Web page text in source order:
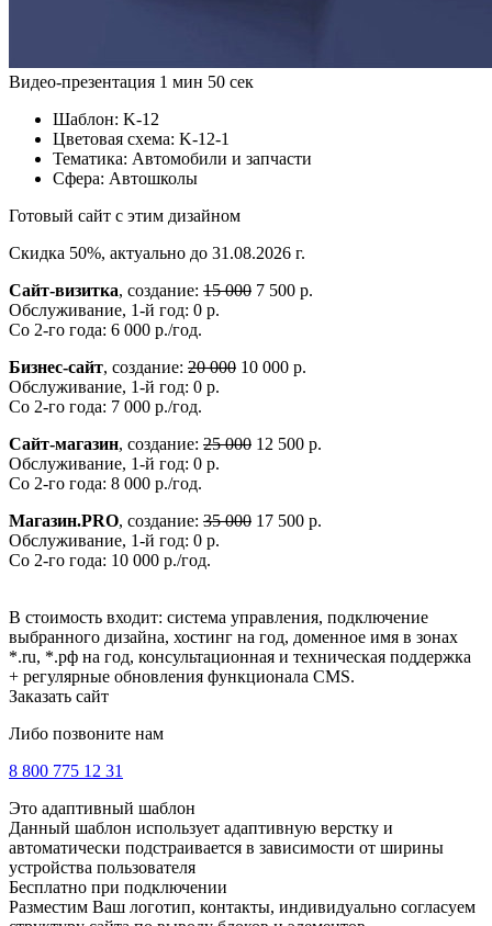
Видео-презентация 1 мин 50 сек
Шаблон: K-12
Цветовая схема: K-12-1
Тематика: Автомобили и запчасти
Сфера: Автошколы
Готовый сайт с этим дизайном
Скидка 50%, актуально до 31.08.2026 г.
Сайт-визитка, создание: 15 000 7 500 р.
Обслуживание, 1-й год: 0 р.
Со 2-го года: 6 000 р./год.
Бизнес-сайт, создание: 20 000 10 000 р.
Обслуживание, 1-й год: 0 р.
Со 2-го года: 7 000 р./год.
Сайт-магазин, создание: 25 000 12 500 р.
Обслуживание, 1-й год: 0 р.
Со 2-го года: 8 000 р./год.
Магазин.PRO, создание: 35 000 17 500 р.
Обслуживание, 1-й год: 0 р.
Со 2-го года: 10 000 р./год.
В стоимость входит: система управления, подключение
выбранного дизайна, хостинг на год, доменное имя в зонах
*.ru, *.рф на год, консультационная и техническая поддержка
+ регулярные обновления функционала CMS.
Заказать сайт
Либо позвоните нам
8 800 775 12 31
Это адаптивный шаблон
Данный шаблон использует адаптивную верстку и
автоматически подстраивается в зависимости от ширины
устройства пользователя
Бесплатно при подключении
Разместим Ваш логотип, контакты, индивидуально согласуем